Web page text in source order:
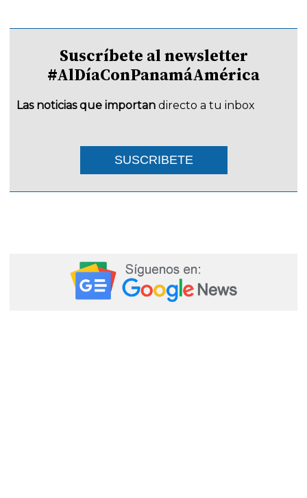
Suscríbete al newsletter
#AlDíaConPanamáAmérica
Las noticias que importan directo a tu inbox
SUSCRIBETE